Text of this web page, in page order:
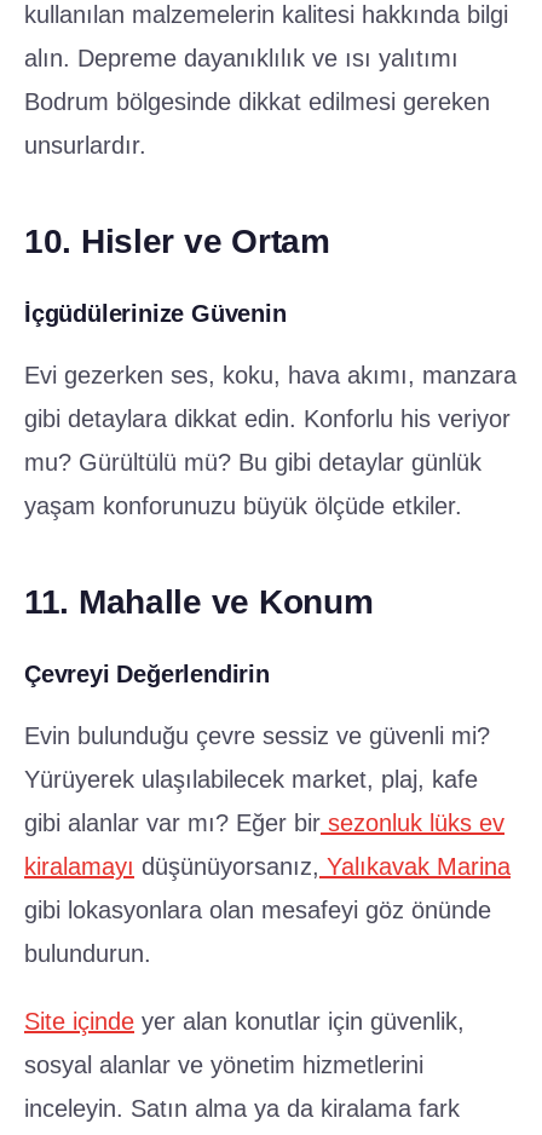
kullanılan malzemelerin kalitesi hakkında bilgi
alın. Depreme dayanıklılık ve ısı yalıtımı
Bodrum bölgesinde dikkat edilmesi gereken
unsurlardır.
10. Hisler ve Ortam
İçgüdülerinize Güvenin
Evi gezerken ses, koku, hava akımı, manzara
gibi detaylara dikkat edin. Konforlu his veriyor
mu? Gürültülü mü? Bu gibi detaylar günlük
yaşam konforunuzu büyük ölçüde etkiler.
11. Mahalle ve Konum
Çevreyi Değerlendirin
Evin bulunduğu çevre sessiz ve güvenli mi?
Yürüyerek ulaşılabilecek market, plaj, kafe
gibi alanlar var mı? Eğer bir sezonluk lüks ev
kiralamayı düşünüyorsanız, Yalıkavak Marina
gibi lokasyonlara olan mesafeyi göz önünde
bulundurun.
Site içinde yer alan konutlar için güvenlik,
sosyal alanlar ve yönetim hizmetlerini
inceleyin. Satın alma ya da kiralama fark